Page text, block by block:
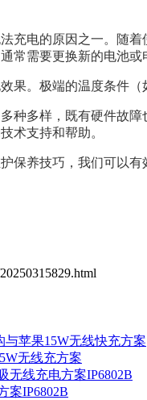
充电的原因之一。随
常需要更换新的电池或
果。极端的温度条件
种多样，既有硬件故
术支持和帮助。
保养技巧，我们可以
无线充方案
案IP6802B